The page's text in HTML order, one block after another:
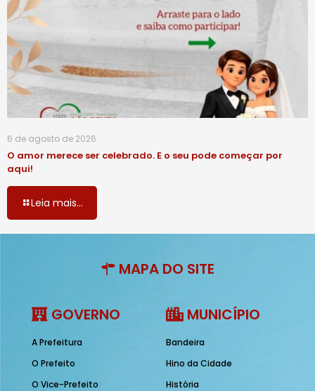
6 de agosto de 2026
O amor merece ser celebrado. E o seu pode começar por
aqui!
Leia mais...
MAPA DO SITE
GOVERNO
A Prefeitura
O Prefeito
O Vice-Prefeito
MUNICÍPIO
Bandeira
Hino da Cidade
História